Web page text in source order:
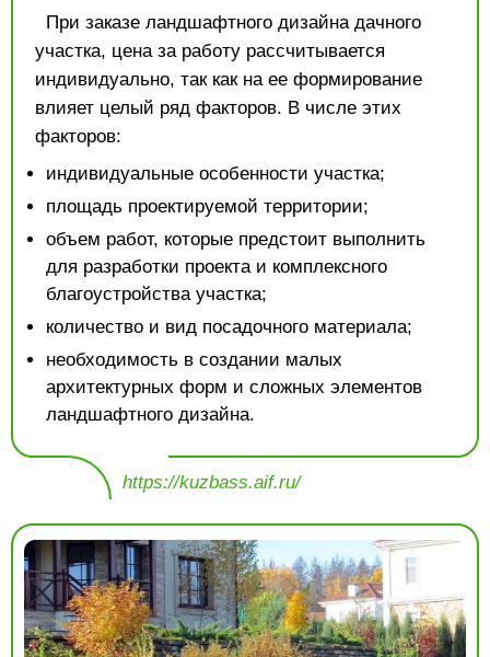
При заказе ландшафтного дизайна дачного
участка, цена за работу рассчитывается
индивидуально, так как на ее формирование
влияет целый ряд факторов. В числе этих
факторов:
индивидуальные особенности участка;
площадь проектируемой территории;
объем работ, которые предстоит выполнить
для разработки проекта и комплексного
благоустройства участка;
количество и вид посадочного материала;
необходимость в создании малых
архитектурных форм и сложных элементов
ландшафтного дизайна.
https://kuzbass.aif.ru/